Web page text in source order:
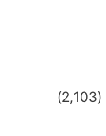
(2,103)